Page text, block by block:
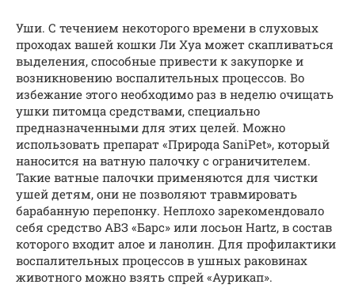
Уши. С течением некоторого времени в слуховых
проходах вашей кошки Ли Хуа может скапливаться
выделения, способные привести к закупорке и
возникновению воспалительных процессов. Во
избежание этого необходимо раз в неделю очищать
ушки питомца средствами, специально
предназначенными для этих целей. Можно
использовать препарат «Природа SaniPet», который
наносится на ватную палочку с ограничителем.
Такие ватные палочки применяются для чистки
ушей детям, они не позволяют травмировать
барабанную перепонку. Неплохо зарекомендовало
себя средство АВЗ «Барс» или лосьон Hartz, в состав
которого входит алое и ланолин. Для профилактики
воспалительных процессов в ушных раковинах
животного можно взять спрей «Аурикап».